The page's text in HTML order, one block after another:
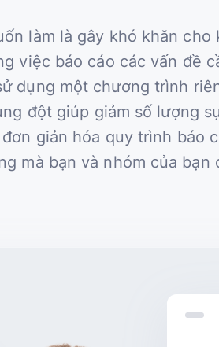
làm là gây khó khăn cho
việc báo cáo các vấn đề
dụng một chương trình
đột giúp giảm số lượng
giản hóa quy trình báo
mà bạn và nhóm của bạn